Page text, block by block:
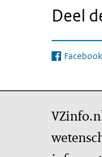
Deel
Facebook
(externe link)